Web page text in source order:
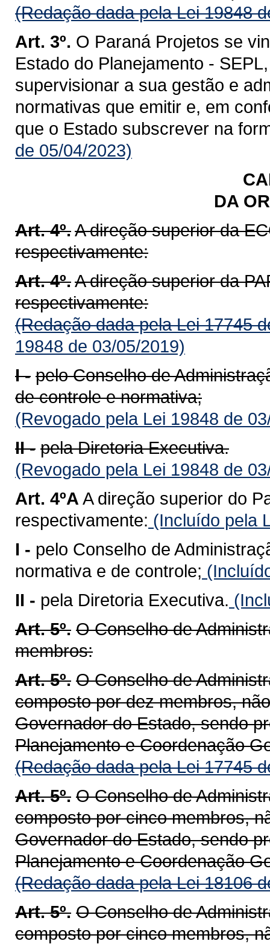
(Redação dada pela Lei 19848
Art. 3º. O Paraná Projetos se
Estado do Planejamento -
supervisionar a sua gestão e
normativas que emitir e, em
que o Estado subscrever na
de 05/04/2023)
DA
Art. 4º.A direção superior da
respectivamente:
Art. 4º.A direção superior da
respectivamente:
(Redação dada pela Lei 17745
19848 de 03/05/2019)
I - pelo Conselho de
de controle e normativa;
(Revogado pela Lei 19848 de
II - pela Diretoria Executiva.
(Revogado pela Lei 19848 de
Art. 4ºA A direção superior do
respectivamente: (Incluído pela
I - pelo Conselho de
normativa e de controle;
II - pela Diretoria Executiva.
Art. 5º. O Conselho de
membros:
Art. 5º. O Conselho de
composto por dez membros,
Governador do Estado, sendo
Planejamento e Coordenação
(Redação dada pela Lei 17745
Art. 5º. O Conselho de
composto por cinco membros,
Governador do Estado, sendo
Planejamento e Coordenação
(Redação dada pela Lei 18106
Art. 5º. O Conselho de
composto por cinco membros,